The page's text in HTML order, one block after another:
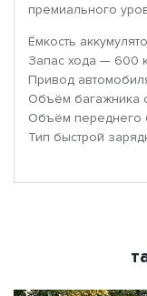
премиального
Ёмкость
Запас хода — 600
Привод
Объём багажника
Объём переднего
Тип быстрой